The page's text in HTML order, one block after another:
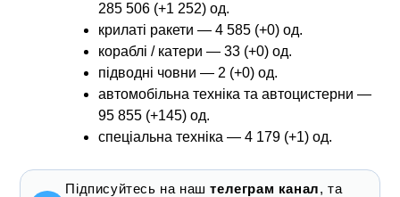
285 506 (+1 252) од.
крилаті ракети — 4 585 (+0) од.
кораблі / катери — 33 (+0) од.
підводні човни — 2 (+0) од.
автомобільна техніка та автоцистерни —
95 855 (+145) од.
спеціальна техніка — 4 179 (+1) од.
Підписуйтесь на наштелеграм канал, та